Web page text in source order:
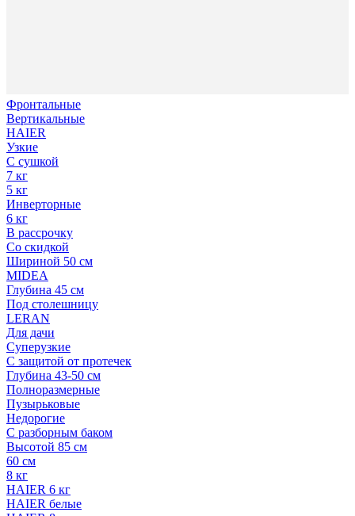
Фронтальные
Вертикальные
HAIER
Узкие
С сушкой
7 кг
5 кг
Инверторные
6 кг
В рассрочку
Со скидкой
Шириной 50 см
MIDEA
Глубина 45 см
Под столешницу
LERAN
Для дачи
Суперузкие
С защитой от протечек
Глубина 43-50 см
Полноразмерные
Пузырьковые
Недорогие
С разборным баком
Высотой 85 см
60 см
8 кг
HAIER 6 кг
HAIER белые